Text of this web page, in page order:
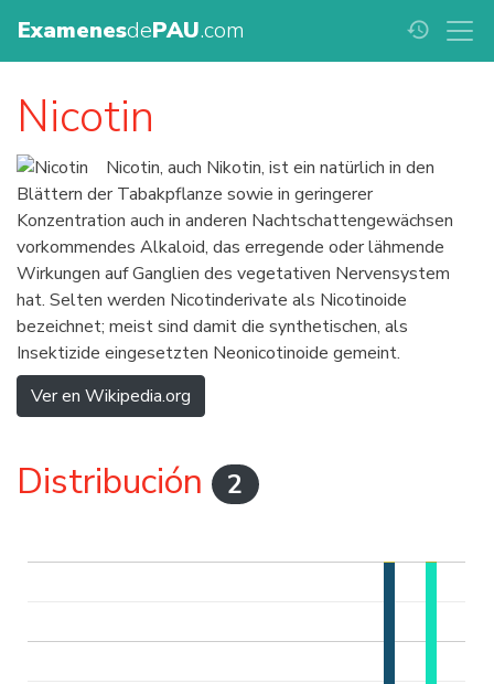
ExamenesdePAU.com history
Nicotin
Nicotin, auch Nikotin, ist ein natürlich in den
Blättern der Tabakpflanze sowie in geringerer
Konzentration auch in anderen Nachtschattengewächsen
vorkommendes Alkaloid, das erregende oder lähmende
Wirkungen auf Ganglien des vegetativen Nervensystem
hat. Selten werden Nicotinderivate als Nicotinoide
bezeichnet; meist sind damit die synthetischen, als
Insektizide eingesetzten Neonicotinoide gemeint.
Ver en Wikipedia.org
Distribución 2